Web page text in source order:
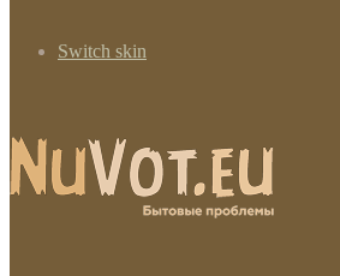
Switch skin